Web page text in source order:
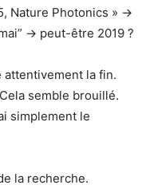
Nature Photonics » ->
-> peut-être 2019 ?
la fin.
semble brouillé.
simplement le
la recherche.